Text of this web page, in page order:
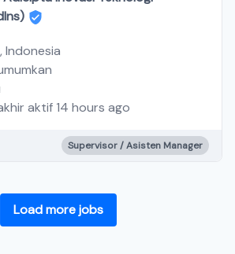
Indonesia
aktif 14 hours ago
Supervisor / Asisten Manager
Load more jobs